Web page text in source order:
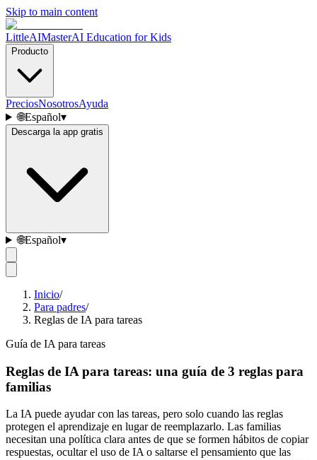
Skip to main content
LittleAIMasterAI Education for Kids
Producto
PreciosNosotrosAyuda
🌐Español▾
Descarga la app gratis
🌐Español▾
Inicio/
Para padres/
Reglas de IA para tareas
Guía de IA para tareas
Reglas de IA para tareas: una guía de 3 reglas para
familias
La IA puede ayudar con las tareas, pero solo cuando las reglas
protegen el aprendizaje en lugar de reemplazarlo. Las familias
necesitan una política clara antes de que se formen hábitos de copiar
respuestas, ocultar el uso de IA o saltarse el pensamiento que las